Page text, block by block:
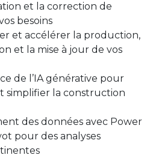
et la correction de
besoins
et accélérer la production,
et la mise à jour de vos
de l’IA générative pour
simplifier la construction
des données avec Power
pour des analyses